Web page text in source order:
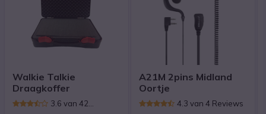
Walkie Talkie
Draagkoffer
3.6 van 42
A21M 2pins Midland
Oortje
4.3 van 4 Reviews